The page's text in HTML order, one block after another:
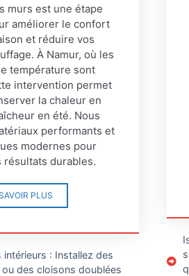
murs est une étape
améliorer le confort
et réduire vos
À Namur, où les
température sont
intervention permet
la chaleur en
en été. Nous
performants et
modernes pour
résultats durables.
PLUS
: Installez des
des cloisons doublées